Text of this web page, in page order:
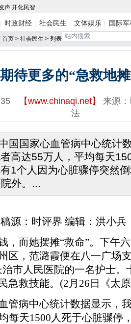
声 开化民智
时政财经 社会民生 文体娱乐 国际
首页 > 社会民生 > 列表
待更多的“急救地
【www.chinaqi.net】 来源：
法
国家心血管病中心统计
高达55万人，平均每天
1个人因为心脏骤停突然
外。...
：时评界 编辑：洪小兵
而她摆摊“救命”。下午六
区，范潞霞便在八一广场
市人民医院的一名护士。
急救技能。(2月26日《太
病中心统计数据显示，
每天1500人死于心脏骤停